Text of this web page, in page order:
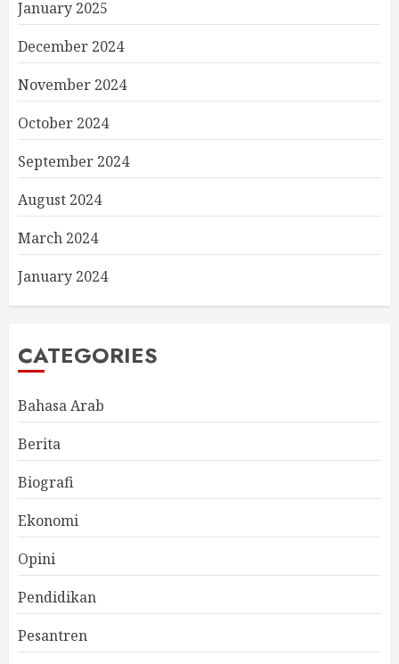
January 2025
December 2024
November 2024
October 2024
September 2024
August 2024
March 2024
January 2024
CATEGORIES
Bahasa Arab
Berita
Biografi
Ekonomi
Opini
Pendidikan
Pesantren